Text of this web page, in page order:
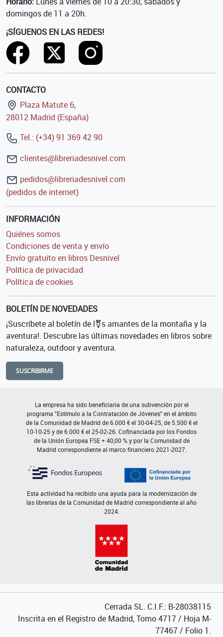
domingos de 11 a 20h.
¡SÍGUENOS EN LAS REDES!
CONTACTO
Plaza Matute 6,
28012 Madrid (España)
Tel.: (+34) 91 369 42 90
clientes@libreriadesnivel.com
pedidos@libreriadesnivel.com
(pedidos de internet)
INFORMACIÓN
Quiénes somos
Condiciones de venta y envío
Envío gratuito en libros Desnivel
Política de privacidad
Política de cookies
BOLETÍN DE NOVEDADES
¡Suscríbete al boletín de l⚧s amantes de la montaña y la
aventura!. Descubre las últimas novedades en libros sobre
naturaleza, outdoor y aventura.
SUSCRIBIRME
La empresa ha sido beneficiaria de una subvención por el
programa "Estímulo a la Contratación de Jóvenes" en el ámbito
de la Comunidad de Madrid de 6.000 € el 30-04-25, de 5.500 € el
10-10-25 y de 6.000 € el 25-02-26. Cofinanciada por los Fondos
de la Unión Europea FSE + 40,00 % y por la Comunidad de
Madrid correspondiente al marco financiero 2021-2027.
Esta actividad ha recibido una ayuda para la modernización de
las librerías de la Comunidad de Madrid correspondiente al año
2024.
Cerrada SL. C.I.F.: B-28038115
Inscrita en el Registro de Madrid, Tomo 4717 / Hoja M-
77467 / Folio 1.